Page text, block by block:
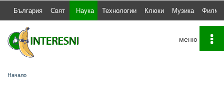
България Свят Наука Технологии Клюки Музика Филми
Начало